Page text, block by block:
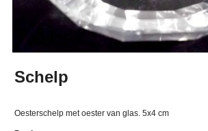
Schelp
Oesterschelp met oester van glas. 5x4 cm